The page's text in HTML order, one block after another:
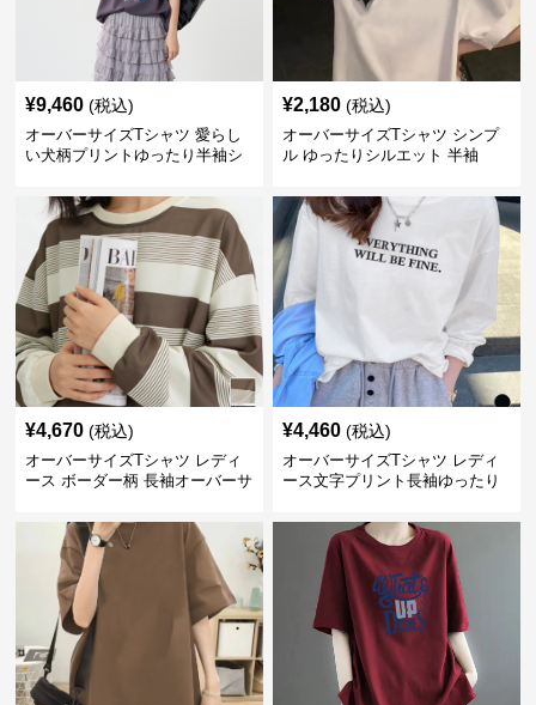
¥9,460 (税込)
オーバーサイズTシャツ 愛らし
い犬柄プリントゆったり半袖シ
¥2,180 (税込)
オーバーサイズTシャツ シンプ
ル ゆったりシルエット 半袖
¥4,670 (税込)
オーバーサイズTシャツ レディ
ース ボーダー柄 長袖オーバーサ
¥4,460 (税込)
オーバーサイズTシャツ レディ
ース文字プリント長袖ゆったり